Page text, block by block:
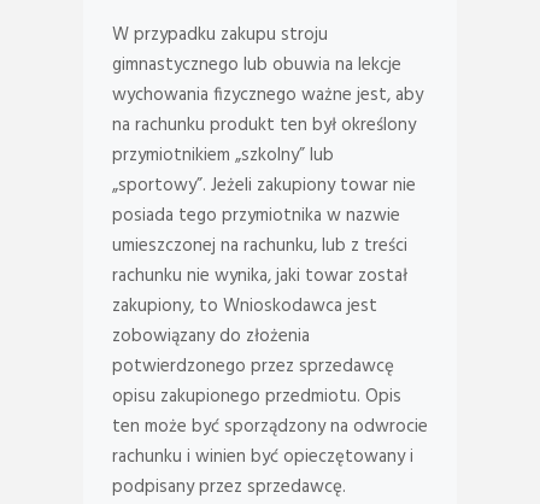
W przypadku zakupu stroju
gimnastycznego lub obuwia na lekcje
wychowania fizycznego ważne jest, aby
na rachunku produkt ten był określony
przymiotnikiem „szkolny” lub
„sportowy”. Jeżeli zakupiony towar nie
posiada tego przymiotnika w nazwie
umieszczonej na rachunku, lub z treści
rachunku nie wynika, jaki towar został
zakupiony, to Wnioskodawca jest
zobowiązany do złożenia
potwierdzonego przez sprzedawcę
opisu zakupionego przedmiotu. Opis
ten może być sporządzony na odwrocie
rachunku i winien być opieczętowany i
podpisany przez sprzedawcę.